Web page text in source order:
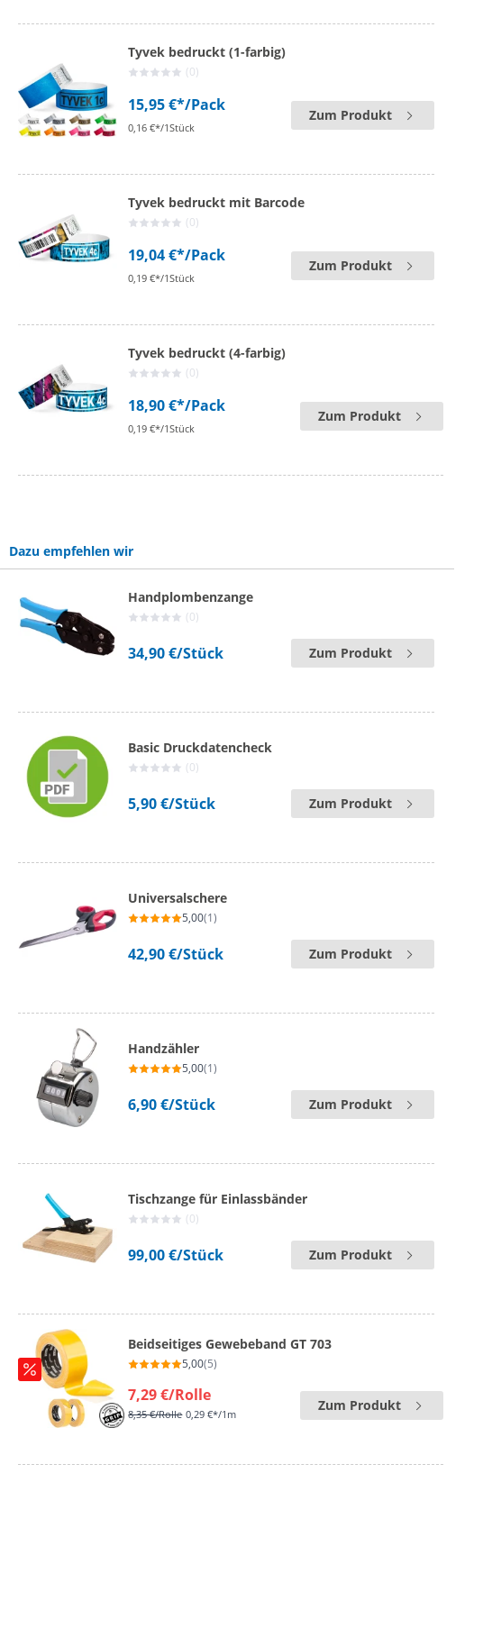
Tyvek bedruckt (1-farbig)
(0)
15,95 €*/Pack
0,16 €*/1Stück
Zum Produkt
Tyvek bedruckt mit Barcode
(0)
19,04 €*/Pack
0,19 €*/1Stück
Zum Produkt
Tyvek bedruckt (4-farbig)
(0)
18,90 €*/Pack
0,19 €*/1Stück
Zum Produkt
Dazu empfehlen wir
Handplombenzange
(0)
34,90 €/Stück Zum Produkt
Basic Druckdatencheck
(0)
5,90 €/Stück Zum Produkt
Universalschere
5,00(1)
42,90 €/Stück Zum Produkt
Handzähler
5,00(1)
6,90 €/Stück Zum Produkt
Tischzange für Einlassbänder
(0)
99,00 €/Stück Zum Produkt
Beidseitiges Gewebeband GT 703
5,00(5)
7,29 €/Rolle
8,35 €/Rolle 0,29 €*/1m
Zum Produkt